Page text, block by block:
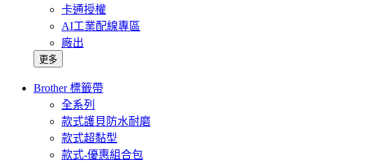
卡通授權
AI工業配線專區
廠出
更多
Brother 標籤帶
全系列
款式護貝防水耐磨
款式超黏型
款式-優惠組合包